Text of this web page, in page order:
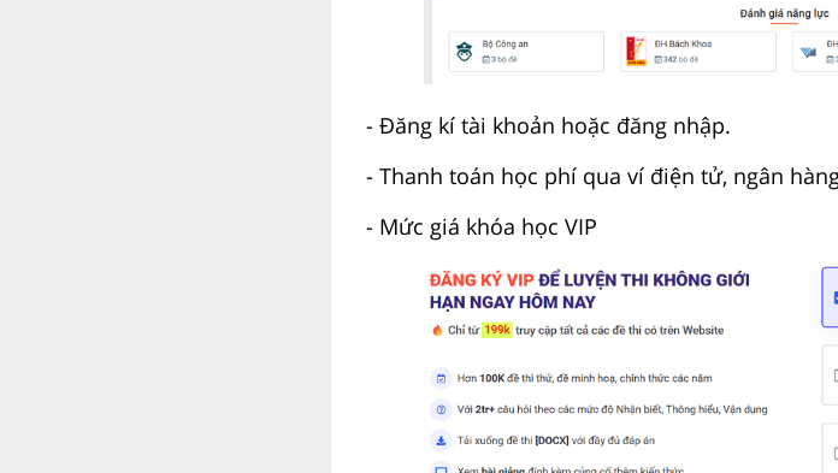
- Đăng kí tài khoản hoặc đăng nhập.
- Thanh toán học phí qua ví điện tử, ngân
- Mức giá khóa học VIP